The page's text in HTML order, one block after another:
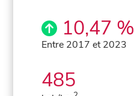
10,47 %
Entre 2017 et 2023
485